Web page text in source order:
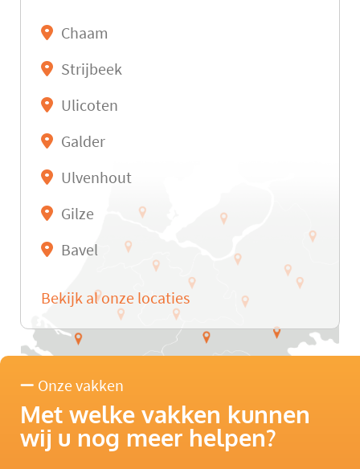
Chaam
Strijbeek
Ulicoten
Galder
Ulvenhout
Gilze
Bavel
Bekijk al onze locaties
Onze vakken
Met welke vakken kunnen
wij u nog meer helpen?